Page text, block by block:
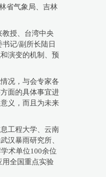
省气象局、吉林
授、台湾中央
记/副所长陆日
演变的机制、预
况，与会专家各
面的具体事宜进
义，而且为未来
工程大学、云南
汉暴雨研究所、
术单位100余位
全国重点实验